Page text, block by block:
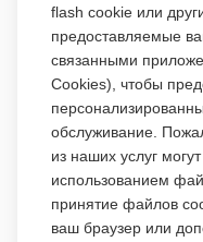
flash cookie или
предоставляемые
связанными
Cookies), чтобы
обслуживание.
из наших услуг
использованием
принятие файлов
ваш браузер или